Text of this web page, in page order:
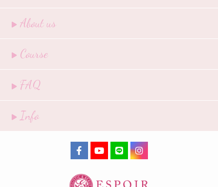
About us
Course
FAQ
Info